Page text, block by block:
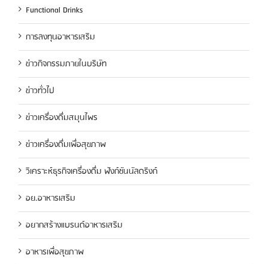
Functional Drinks
การลงทุนอาหารเสริม
ข่าวกิจกรรมภายในบริษัท
ข่าวทั่วไป
ข่าวเครื่องดื่มสมุนไพร
ข่าวเครื่องดื่มเพื่อสุขภาพ
วิเคราะห์ธุรกิจเครื่องดื่ม ฟังก์ชันนัลดริงก์
อย.อาหารเสริม
อยากสร้างแบรนด์อาหารเสริม
อาหารเพื่อสุขภาพ